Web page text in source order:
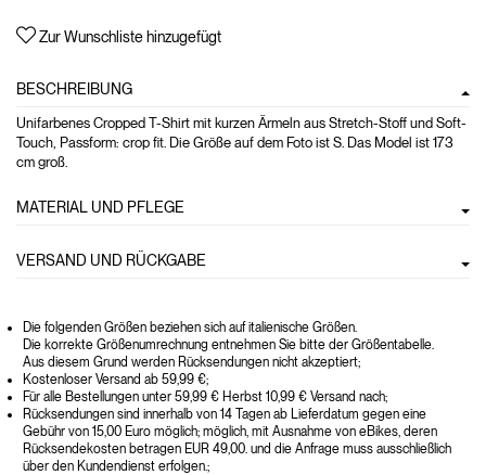
Zur Wunschliste hinzugefügt
BESCHREIBUNG
Unifarbenes Cropped T-Shirt mit kurzen Ärmeln aus Stretch-Stoff und Soft-
Touch, Passform: crop fit. Die Größe auf dem Foto ist S. Das Model ist 173
cm groß.
MATERIAL UND PFLEGE
VERSAND UND RÜCKGABE
Die folgenden Größen beziehen sich auf italienische Größen.
Die korrekte Größenumrechnung entnehmen Sie bitte der Größentabelle.
Aus diesem Grund werden Rücksendungen nicht akzeptiert;
Kostenloser Versand ab 59,99 €;
Für alle Bestellungen unter 59,99 € Herbst 10,99 € Versand nach;
Rücksendungen sind innerhalb von 14 Tagen ab Lieferdatum gegen eine
Gebühr von 15,00 Euro möglich; möglich, mit Ausnahme von eBikes, deren
Rücksendekosten betragen EUR 49,00. und die Anfrage muss ausschließlich
über den Kundendienst erfolgen.;